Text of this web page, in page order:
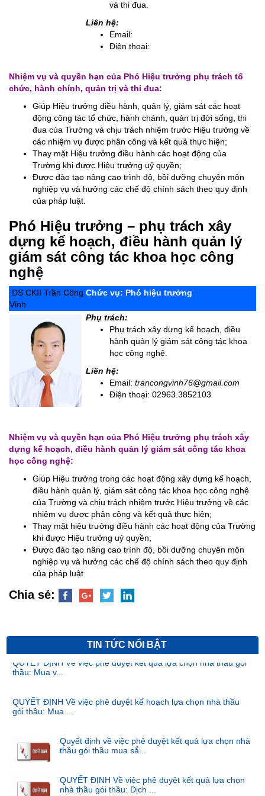
và thi đua.
Liên hệ:
Email:
Điện thoại:
Nhiệm vụ và quyền hạn của Phó Hiệu trưởng phụ trách tổ
chức, hành chính, quản trị và thi đua:
Giúp Hiệu trưởng điều hành, quản lý, giám sát các hoạt
động công tác tổ chức, hành chánh, quản trị đời sống, thi
đua của Trường và chịu trách nhiệm trước Hiệu trưởng về
các nhiệm vụ được phân công và kết quả thực hiện;
Thay mặt Hiệu trưởng điều hành các hoạt động của
Trường khi được Hiệu trưởng uỷ quyền;
Được đào tạo nâng cao trình độ, bồi dưỡng chuyên môn
nghiệp vụ và hưởng các chế độ chính sách theo quy định
của pháp luật.
Phó Hiệu trưởng – phụ trách xây
dựng kế hoạch, điều hành quản lý
giám sát công tác khoa học công
nghệ
DS CKII Trần Công
Vinh
Chức vụ: Phó hiệu trưởng
Phụ trách:
Phụ trách xây dựng kế hoạch, điều
hành quản lý giám sát công tác khoa
học công nghệ.
Liên hệ:
Email: trancongvinh76@gmail.com
Điện thoại: 02963.3852103
Nhiệm vụ và quyền hạn của Phó Hiệu trưởng phụ trách xây
dựng kế hoạch, điều hành quản lý giám sát công tác khoa
học công nghệ:
Giúp Hiệu trưởng trong các hoạt động xây dựng kế hoạch,
điều hành quản lý, giám sát công tác khoa học công nghệ
của Trường và chịu trách nhiệm trước Hiệu trưởng về các
nhiệm vụ được phân công và kết quả thực hiện;
Thay mặt hiệu trưởng điều hành các hoạt động của Trường
khi được Hiệu trưởng uỷ quyền;
Được đào tạo nâng cao trình độ, bồi dưỡng chuyên môn
nghiệp vụ và hưởng các chế độ chính sách theo quy định
của pháp luật
Chia sẻ:
TIN TỨC NỔI BẬT
QUYẾT ĐỊNH Về việc phê duyệt kết quả lựa chọn nhà thầu gói
thầu: Mua v...
gói thầu: Mua ...
thầu gói thầu mua sắ...
nhà thầu gói thầu: Dịch ...